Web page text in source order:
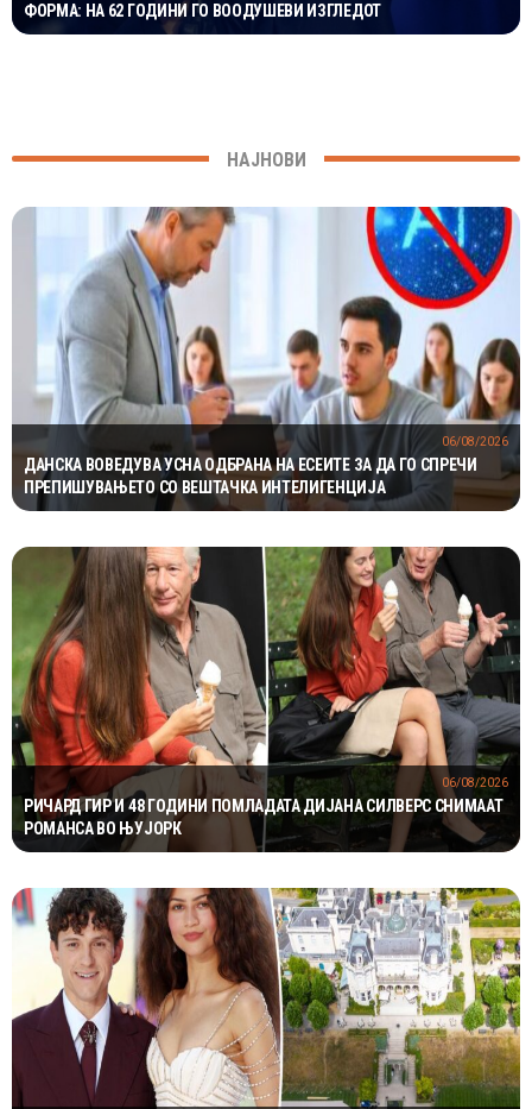
ФОРМА: НА 62 ГОДИНИ ГО ВООДУШЕВИ ИЗГЛЕДОТ
НАЈНОВИ
ДАНСКА ВОВЕДУВА УСНА ОДБРАНА НА ЕСЕИТЕ ЗА ДА ГО СПРЕЧИ
ПРЕПИШУВАЊЕТО СО ВЕШТАЧКА ИНТЕЛИГЕНЦИЈА
06/08/2026
РИЧАРД ГИР И 48 ГОДИНИ ПОМЛАДАТА ДИЈАНА СИЛВЕРС СНИМААТ
РОМАНСА ВО ЊУЈОРК
06/08/2026